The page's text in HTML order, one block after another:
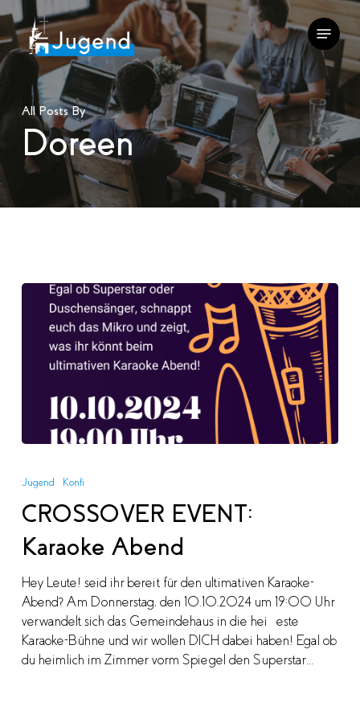
Skip
main
content
Menu
All Posts By
Doreen
Karaoke
Abend
Jugend Konfi
CROSSOVER EVENT:
Karaoke Abend
Hey Leute! seid ihr bereit für den ultimativen Karaoke-
Abend? Am Donnerstag, den 10.10.2024 um 19:00 Uhr
verwandelt sich das Gemeindehaus in die heißeste
Karaoke-Bühne und wir wollen DICH dabei haben! Egal ob
du heimlich im Zimmer vorm Spiegel den Superstar…